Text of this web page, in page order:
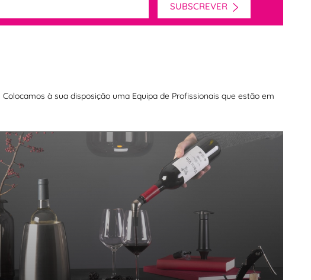
SUBSCREVER
à sua disposição uma Equipa de Profissionais que estão em